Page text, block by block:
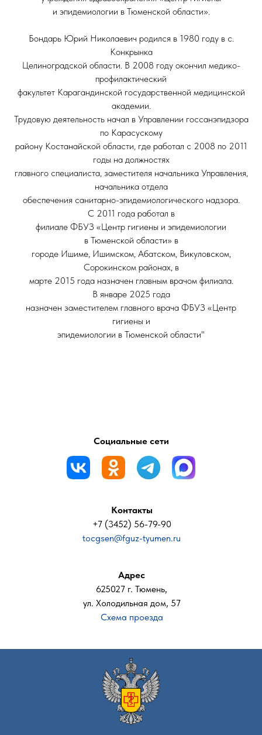
и эпидемиологии в Тюменской области».
Бондарь Юрий Николаевич родился в 1980 году в с.
Конкрынка
Целиноградской области. В 2008 году окончил медико-
профилактический
факультет Карагандинской государственной медицинской
академии.
Трудовую деятельность начал в Управлении госсанэпидзора
по Карасускому
району Костанайской области, где работал с 2008 по 2011
годы на должностях
главного специалиста, заместителя начальника Управления,
начальника отдела
обеспечения санитарно-эпидемиологического надзора.
С 2011 года работал в
филиале ФБУЗ «Центр гигиены и эпидемиологии
в Тюменской области» в
городе Ишиме, Ишимском, Абатском, Викуловском,
Сорокинском районах, в
марте 2015 года назначен главным врачом филиала.
В январе 2025 года
назначен заместителем главного врача ФБУЗ «Центр
гигиены и
эпидемиологии в Тюменской области"
Контакты
+7 (3452) 56-79-90
tocgsen@fguz-tyumen.ru
Социальные сети
Адрес
625027 г. Тюмень,
ул. Холодильная дом, 57
Схема проезда